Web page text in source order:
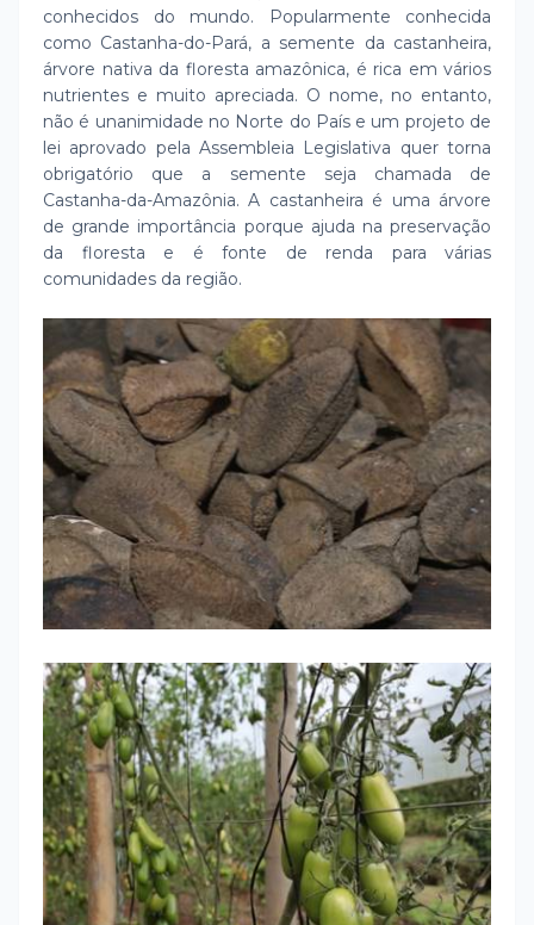
conhecidos do mundo. Popularmente conhecida
como Castanha-do-Pará, a semente da castanheira,
árvore nativa da floresta amazônica, é rica em vários
nutrientes e muito apreciada. O nome, no entanto,
não é unanimidade no Norte do País e um projeto de
lei aprovado pela Assembleia Legislativa quer torna
obrigatório que a semente seja chamada de
Castanha-da-Amazônia. A castanheira é uma árvore
de grande importância porque ajuda na preservação
da floresta e é fonte de renda para várias
comunidades da região.